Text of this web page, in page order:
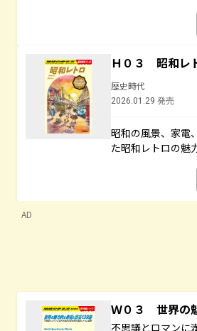
Ｈ０３ 昭和レ
歴史時代
2026.01.29 発売
昭和の風景、家電
た昭和レトロの魅
AD
Ｗ０３ 世界の
不思議とロマンに